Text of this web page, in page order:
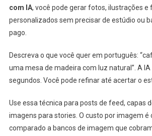
com IA, você pode gerar fotos, ilustrações e
personalizados sem precisar de estúdio ou
pago.
Descreva o que você quer em português:
uma mesa de madeira com luz natural”. A
segundos. Você pode refinar até acertar o
Use essa técnica para posts de feed, capas
imagens para stories. O custo por imagem é
comparado a bancos de imagem que